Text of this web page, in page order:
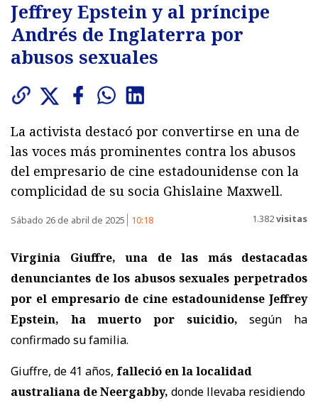
Jeffrey Epstein y al príncipe
Andrés de Inglaterra por
abusos sexuales
La activista destacó por convertirse en una de
las voces más prominentes contra los abusos
del empresario de cine estadounidense con la
complicidad de su socia Ghislaine Maxwell.
Sábado 26 de abril de 2025 10:18 1.382visitas
Virginia Giuffre, una de las más destacadas
denunciantes de los abusos sexuales perpetrados
por el empresario de cine estadounidense Jeffrey
Epstein, ha muerto por suicidio, según ha
confirmado su familia.
Giuffre, de 41 años, falleció en la localidad
australiana de Neergabby, donde llevaba residiendo